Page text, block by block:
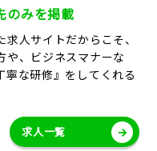
のみを掲載
人サイトだからこそ、
や、ビジネスマナーな
寧な研修』をしてくれる
求人一覧